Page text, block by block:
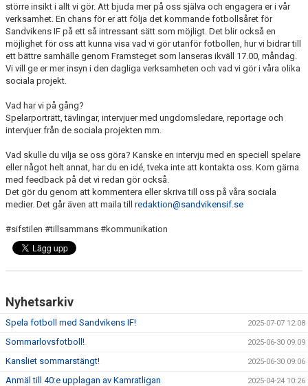
större insikt i allt vi gör. Att bjuda mer på oss själva och engagera er i vår
verksamhet. En chans för er att följa det kommande fotbollsåret för
Sandvikens IF på ett så intressant sätt som möjligt. Det blir också en
möjlighet för oss att kunna visa vad vi gör utanför fotbollen, hur vi bidrar till
ett bättre samhälle genom Framsteget som lanseras ikväll 17.00, måndag.
Vi vill ge er mer insyn i den dagliga verksamheten och vad vi gör i våra olika
sociala projekt.
Vad har vi på gång?
Spelarporträtt, tävlingar, intervjuer med ungdomsledare, reportage och
intervjuer från de sociala projekten mm.
Vad skulle du vilja se oss göra? Kanske en intervju med en speciell spelare
eller något helt annat, har du en idé, tveka inte att kontakta oss. Kom gärna
med feedback på det vi redan gör också.
Det gör du genom att kommentera eller skriva till oss på våra sociala
medier. Det går även att maila till redaktion@sandvikensif.se
#sifstilen #tillsammans #kommunikation
Nyhetsarkiv
Spela fotboll med Sandvikens IF! 2025-07-07 12:08
Sommarlovsfotboll! 2025-06-30 09:09
Kansliet sommarstängt! 2025-06-30 09:06
Anmäl till 40:e upplagan av Kamratligan 2025-04-24 10:26